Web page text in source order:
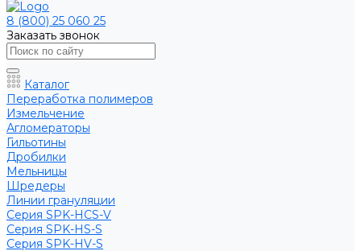
8 (800) 25 060 25
Заказать звонок
Каталог
Переработка полимеров
Измельчение
Агломераторы
Гильотины
Дробилки
Мельницы
Шредеры
Линии грануляции
Серия SPK-HCS-V
Серия SPK-HS-S
Серия SPK-HV-S